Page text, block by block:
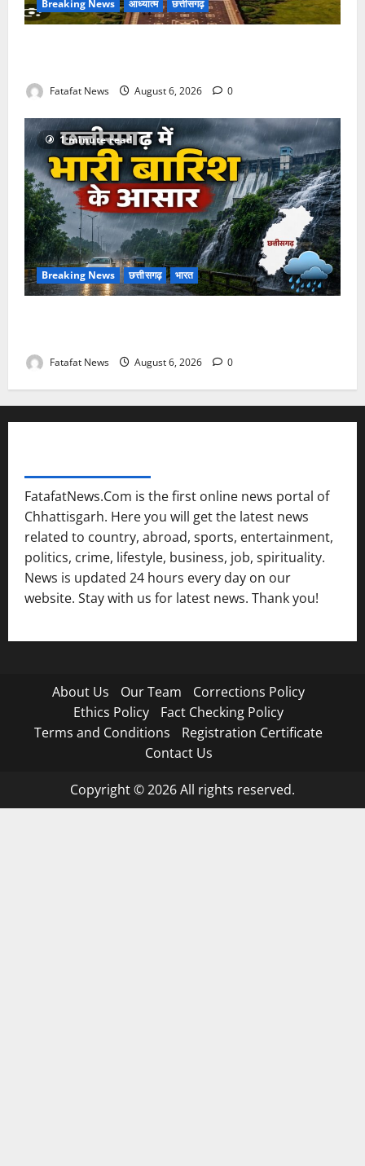
Breaking News आध्यात्म छत्तीसगढ़
Fatafat News August 6, 2026 0
1 minute read
Breaking News छत्तीसगढ़ भारत
Fatafat News August 6, 2026 0
FatafatNews.Com is the first online news portal of
Chhattisgarh. Here you will get the latest news
related to country, abroad, sports, entertainment,
politics, crime, lifestyle, business, job, spirituality.
News is updated 24 hours every day on our
website. Stay with us for latest news. Thank you!
About Us Our Team
Corrections Policy
Ethics Policy
Fact Checking Policy
Terms and Conditions
Registration Certificate
Contact Us
Copyright © 2026 All rights reserved.